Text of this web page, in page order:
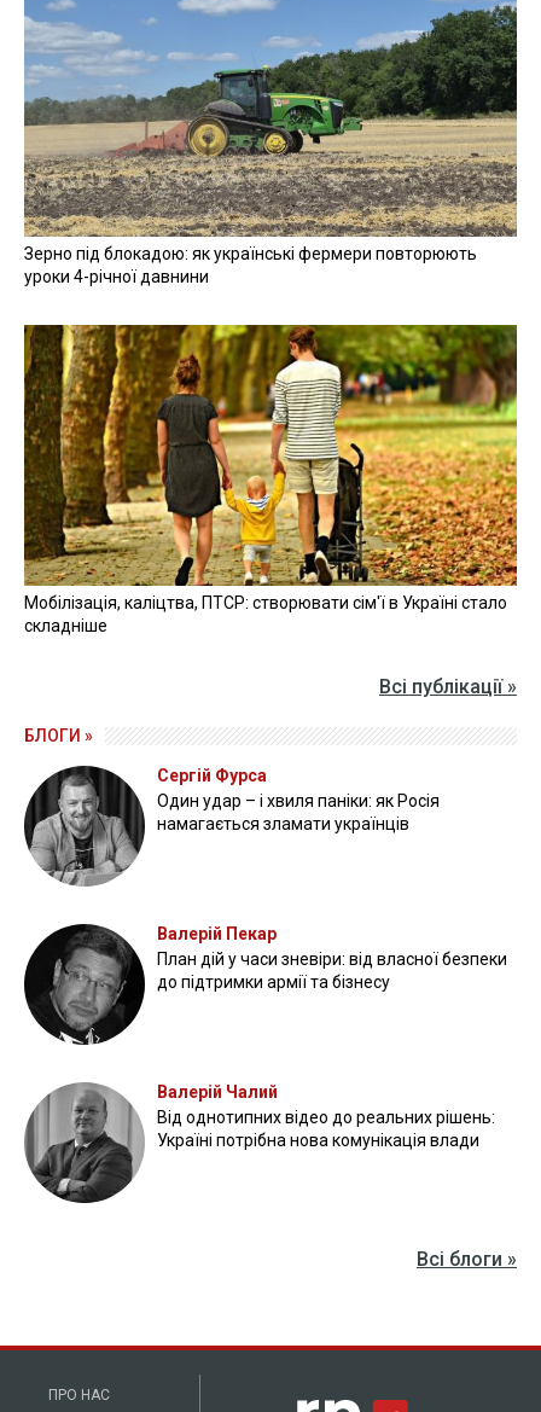
Зерно під блокадою: як українські фермери повторюють
уроки 4-річної давнини
Мобілізація, каліцтва, ПТСР: створювати сім'ї в Україні стало
складніше
Всі публікації »
БЛОГИ »
Сергій Фурса
Один удар – і хвиля паніки: як Росія
намагається зламати українців
Валерій Пекар
План дій у часи зневіри: від власної безпеки
до підтримки армії та бізнесу
Валерій Чалий
Від однотипних відео до реальних рішень:
Україні потрібна нова комунікація влади
Всі блоги »
ПРО НАС